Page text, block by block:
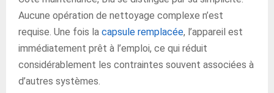
Aucune opération de nettoyage complexe n’est
requise. Une fois la capsule remplacée, l’appareil est
immédiatement prêt à l’emploi, ce qui réduit
considérablement les contraintes souvent associées à
d’autres systèmes.